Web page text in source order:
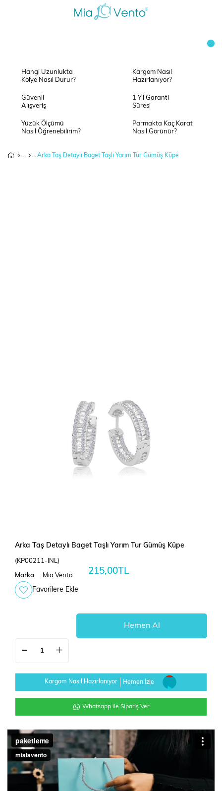
Hangi Uzunlukta
Kolye Nasıl Durur?
Kargom Nasıl
Hazırlanıyor?
Güvenli
Alışveriş
1 Yıl Garanti
Süresi
Yüzük Ölçümü
Nasıl Öğrenebilirim?
Parmakta Kaç Karat
Nasıl Görünür?
Arka Taş Detaylı Baget Taşlı Yarım Tur Gümüş Küpe
Arka Taş Detaylı Baget Taşlı Yarım Tur Gümüş Küpe
(KP00211-INL)
Marka Mia Vento 215,00TL
Favorilere Ekle
Kargom Nasıl Hazırlanıyor Hemen İzle
Whatsapp ile Sipariş Ver